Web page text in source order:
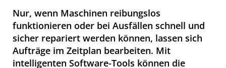
Nur, wenn Maschinen reibungslos
funktionieren oder bei Ausfällen schnell und
sicher repariert werden können, lassen sich
Aufträge im Zeitplan bearbeiten. Mit
intelligenten Software-Tools können die